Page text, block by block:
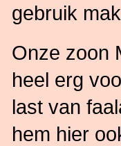
gebruik
Onze zoon
heel erg
last van
hem hier